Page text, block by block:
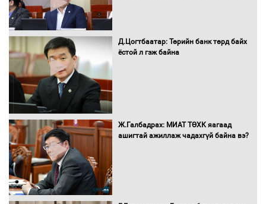
Засгийн газраас хөнгөлөлттэй зээлээр
хэлэлцүүлэг боллоо
"ДЦС-3” ТӨХК-ийн нэн шаардлагатай
Д.Цогтбаатар: Төрийн банк төрд байх
ёстой л гэж байна
Ж.Галбадрах: МИАТ ТӨХК яагаад
ашигтай ажиллаж чадахгүй байна вэ?